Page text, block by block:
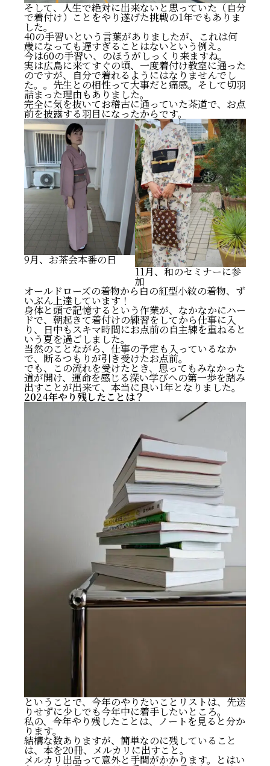
そして、人生で絶対に出来ないと思っていた（自分
で着付け）ことをやり遂げた挑戦の1年でもありま
した。
40の手習いという言葉がありましたが、これは何
歳になっても遅すぎることはないという例え。
今は60の手習い、のほうがしっくり来ますね。
実は広島に来てすぐの頃、一度着付け教室に通った
のですが、自分で着れるようにはなりませんでし
た。。先生との相性って大事だと痛感。そして切羽
詰まった理由もありました。
完全に気を抜いてお稽古に通っていた茶道で、お点
前を披露する羽目になったからです。
9月、お茶会本番の日
11月、和のセミナーに参
加
オールドローズの着物から白の紅型小紋の着物、ず
いぶん上達しています！
身体と頭で記憶するという作業が、なかなかにハー
ドで、朝起きて着付けの練習をしてから仕事に入
り、日中もスキマ時間にお点前の自主練を重ねると
いう夏を過ごしました。
当然のことながら、仕事の予定も入っているなか
で、断るつもりが引き受けたお点前。
でも、この流れを受けたとき、思ってもみなかった
道が開け、運命を感じる深い学びへの第一歩を踏み
出すことが出来て、本当に良い1年となりました。
2024年やり残したことは？
ということで、今年のやりたいことリストは、先送
りせずに少しでも今年中に着手したいところ。
私の、今年やり残したことは、ノートを見ると分か
ります。
結構な数ありますが、簡単なのに残していること
は、本を20冊、メルカリに出すこと。
メルカリ出品って意外と手間がかかります。とはい